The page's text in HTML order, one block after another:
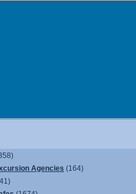
Agencies (164)